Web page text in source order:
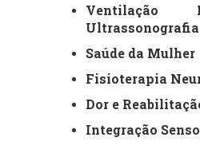
Ventilação
Saúde da Mulher
Fisioterapia
Dor e
Integração